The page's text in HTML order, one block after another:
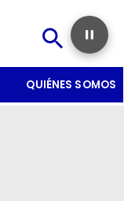
QUIÉNES SOMOS